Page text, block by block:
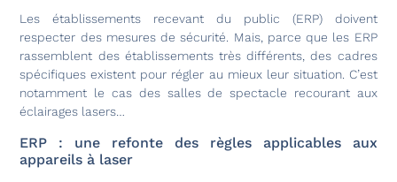
Les établissements recevant du public (ERP) doivent
respecter des mesures de sécurité. Mais, parce que les ERP
rassemblent des établissements très différents, des cadres
spécifiques existent pour régler au mieux leur situation. C’est
notamment le cas des salles de spectacle recourant aux
éclairages lasers…
ERP : une refonte des règles applicables aux
appareils à laser